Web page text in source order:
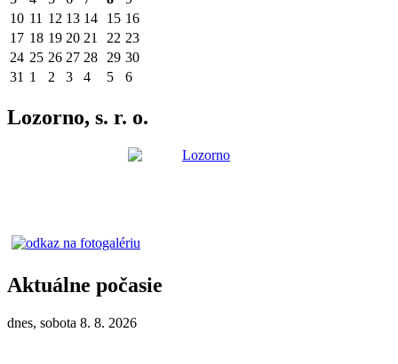
10 11 12 13 14 15 16
17 18 19 20 21 22 23
24 25 26 27 28 29 30
31 1 2 3 4 5 6
Lozorno, s. r. o.
Aktuálne počasie
dnes, sobota 8. 8. 2026